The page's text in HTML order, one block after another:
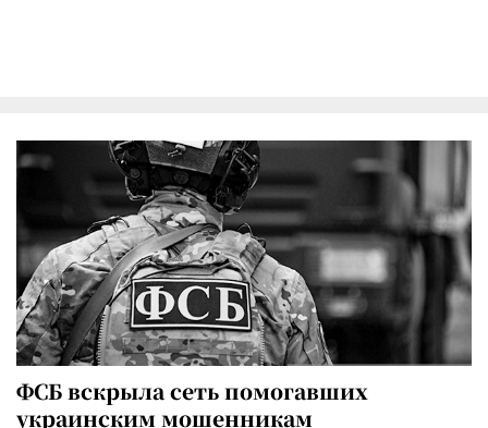
ФСБ вскрыла сеть помогавших
украинским мошенникам